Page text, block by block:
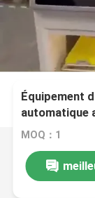
Équipement
automatique
MOQ：1